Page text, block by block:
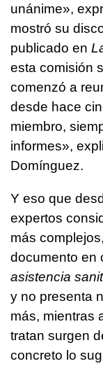
unánime»,
mostró su
publicado en
esta comisión
comenzó a
desde hace
miembro,
informes»,
Domínguez.
Y eso que
expertos
más
documento en
asistencia
y no presenta
más, mientras
tratan surgen
concreto lo